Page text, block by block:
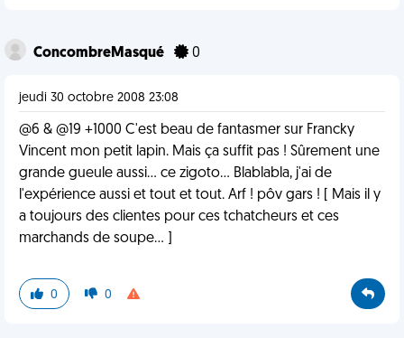
ConcombreMasqué 0
jeudi 30 octobre 2008 23:08
@6 & @19 +1000 C'est beau de fantasmer sur Francky
Vincent mon petit lapin. Mais ça suffit pas ! Sûrement une
grande gueule aussi... ce zigoto... Blablabla, j'ai de
l'expérience aussi et tout et tout. Arf ! pôv gars ! [ Mais il y
a toujours des clientes pour ces tchatcheurs et ces
marchands de soupe... ]
0 0